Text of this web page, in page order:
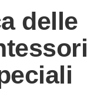
delle